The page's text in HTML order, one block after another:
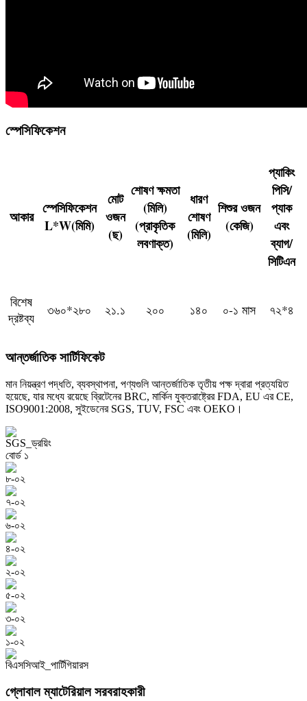
স্পেসিফিকেশন
আকার স্পেসিফিকেশন
L*W(মিমি)
মোট
ওজন
(ছ)
শোষণ ক্ষমতা
(মিলি)
(প্রাকৃতিক
লবণাক্ত)
ধারণ
শোষণ
(মিলি)
শিশুর ওজন
(কেজি)
প্যাকিং
পিসি/
প্যাক
এবং
ব্যাগ/
সিটিএন
বিশেষ
দ্রষ্টব্য
৩৬০*২৮০ ২১.১ ২০০ ১৪০ ০-১ মাস ৭২*৪
আন্তর্জাতিক সার্টিফিকেট
মান নিয়ন্ত্রণ পদ্ধতি, ব্যবস্থাপনা, পণ্যগুলি আন্তর্জাতিক তৃতীয় পক্ষ দ্বারা প্রত্যয়িত
হয়েছে, যার মধ্যে রয়েছে ব্রিটেনের BRC, মার্কিন যুক্তরাষ্ট্রের FDA, EU এর CE,
ISO9001:2008, সুইডেনের SGS, TUV, FSC এবং OEKO।
গ্লোবাল ম্যাটেরিয়াল সরবরাহকারী